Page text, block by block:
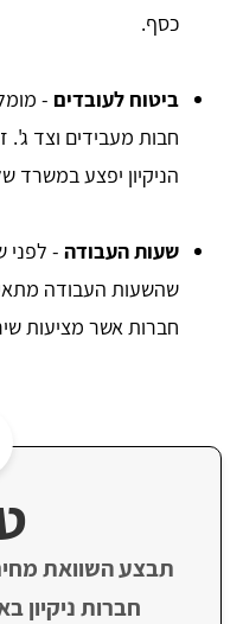
כסף.
ביטוח לעובדים -
חבות מעבידים וצד
הניקיון יפצע במשרד
שעות העבודה - לפני
שהשעות העבודה
חברות אשר מציעות
תבצע השוואת
חברות ניקיון